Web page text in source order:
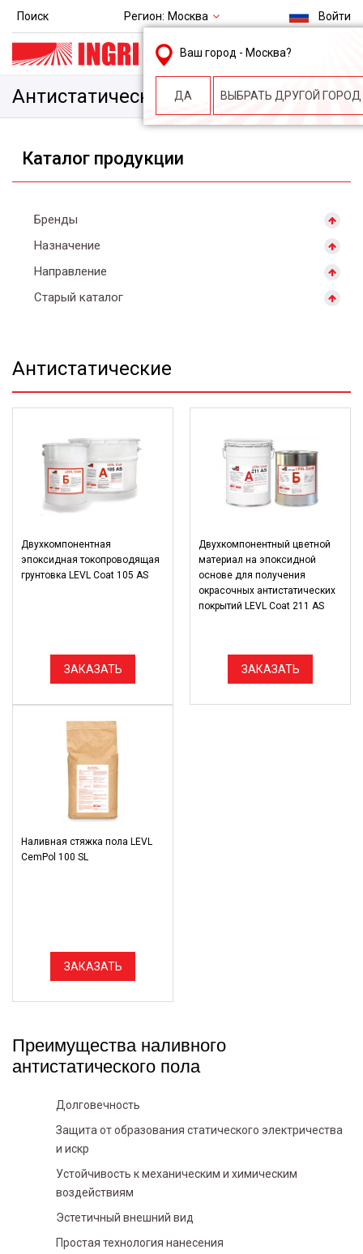
Поиск Регион: Москва
Ваш город - Москва?
ДА ВЫБРАТЬ ДРУГОЙ ГОРОД
Войти
msk@ingri.ru
пн. – пт.: 9.00-18.00
Антистатические полы
Каталог продукции
Бренды
Назначение
Направление
Старый каталог
Антистатические
Двухкомпонентная
эпоксидная токопроводящая
грунтовка LEVL Coat 105 AS
ЗАКАЗАТЬ
Двухкомпонентный цветной
материал на эпоксидной
основе для получения
окрасочных антистатических
покрытий LEVL Coat 211 AS
ЗАКАЗАТЬ
Наливная стяжка пола LEVL
CemPol 100 SL
ЗАКАЗАТЬ
Преимущества наливного
антистатического пола
Долговечность
Защита от образования статического электричества
и искр
Устойчивость к механическим и химическим
воздействиям
Эстетичный внешний вид
Простая технология нанесения